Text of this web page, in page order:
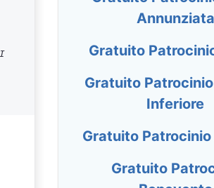
Annunziata
Gratuito
Gratuito
Inferiore
Gratuito
Gratuito